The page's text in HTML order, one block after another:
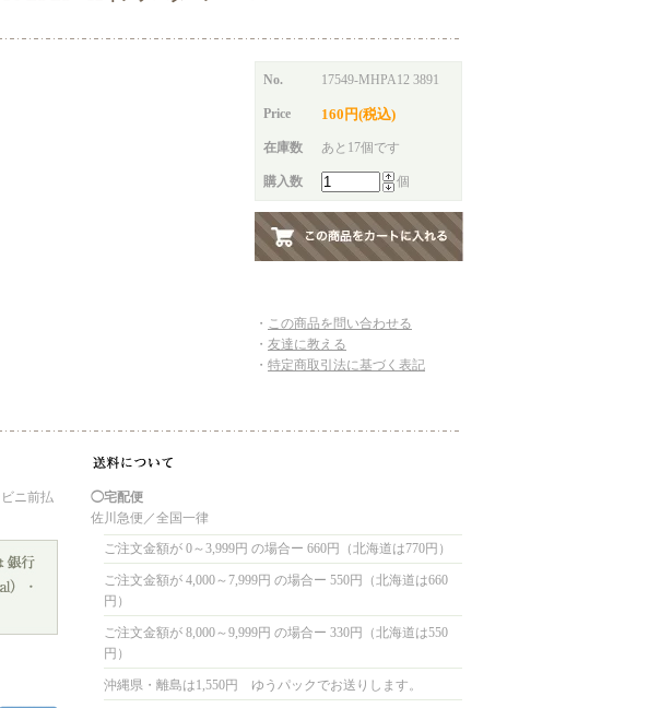
No. 17549-MHPA12 3891
Price 160円(税込)
在庫数 あと17個です
購入数 個
・ この商品を問い合わせる
・ 友達に教える
・ 特定商取引法に基づく表記
ニ前払
◯宅配便
佐川急便／全国一律
ご注文金額が 0～3,999円 の場合ー 660円（北海道は770円）
ご注文金額が 4,000～7,999円 の場合ー 550円（北海道は660
円）
ご注文金額が 8,000～9,999円 の場合ー 330円（北海道は550
円）
沖縄県・離島は1,550円 ゆうパックでお送りします。